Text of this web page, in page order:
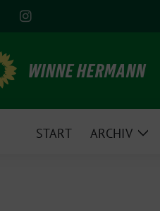
WINNE HERMANN
START ARCHIV